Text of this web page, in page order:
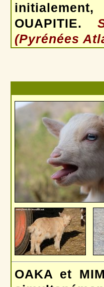
OUAPITIE.
(Pyrénées
OAKA et